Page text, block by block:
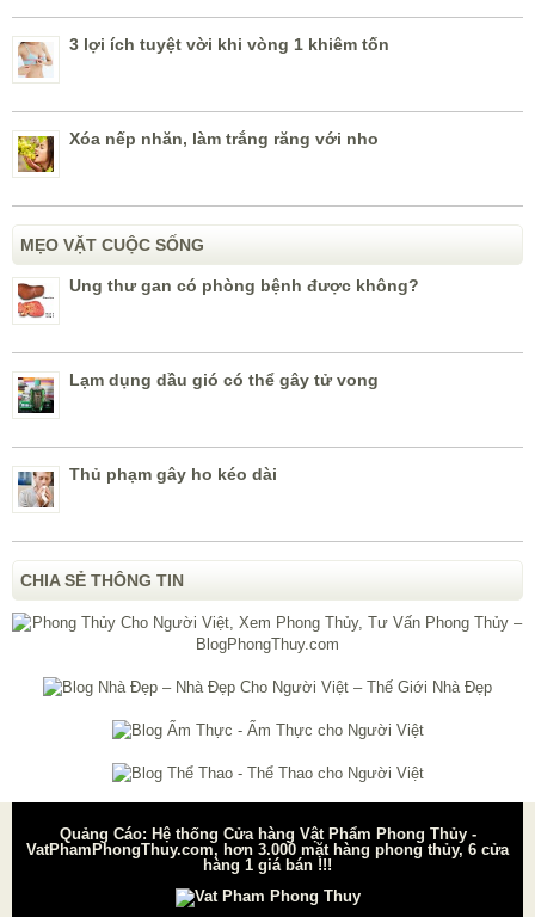
3 lợi ích tuyệt vời khi vòng 1 khiêm tốn
Xóa nếp nhăn, làm trắng răng với nho
MẸO VẶT CUỘC SỐNG
Ung thư gan có phòng bệnh được không?
Lạm dụng dầu gió có thể gây tử vong
Thủ phạm gây ho kéo dài
CHIA SẺ THÔNG TIN
Quảng Cáo: Hệ thống Cửa hàng Vật Phẩm Phong Thủy -
VatPhamPhongThuy.com, hơn 3.000 mặt hàng phong thủy, 6 cửa
hàng 1 giá bán !!!